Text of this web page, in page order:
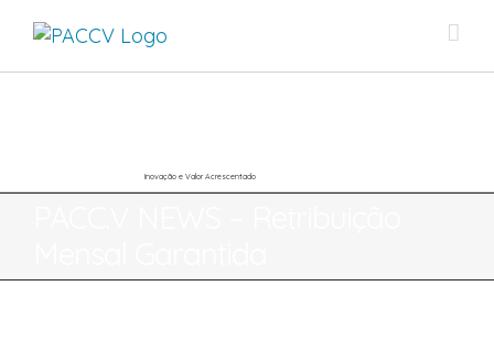
content
Inovação e Valor Acrescentado